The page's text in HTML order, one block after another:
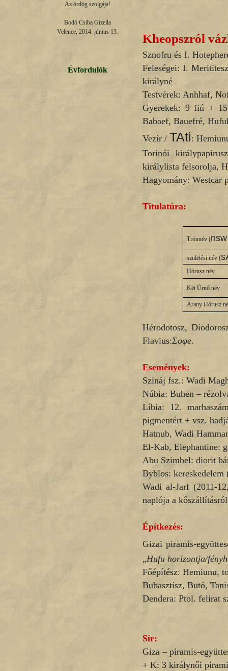
Az ördög szolgája!
Bodó Csiba Gizella
Velence, 2014. június 13.
Évfordulók
Kheopszról
Sznofru és I.
Feleségei: I. Merititesz
királyné
Testvérek: Anhhaf,
Gyerekek: 9 fiú + 15
Babaef, Bauefré,
Vezír / TAti:
Torinói
királylista felsorolja,
Hagyomány: Westcar
Titulatúra:
Trónnév (
születési név (
Hórusz név
Két Úrnő név
Arany Hórusz
Hérodotosz,
Flavius:Σοφe.
Események:
Szináj fsz.: Wadi
Núbia: Buhen –
Líbia: 12.
pigmentért + vsz.
Hatnub, Wadi
El-Kab, Elephantine:
Abu Szimbel: diorit
Byblos: kereskedelem
Wadi al-Jarf (2011-
naplója a
Építkezés:
Gizai piramis-
„Hufu horizontja/
Főépítész: Hemiunu,
Bubasztisz, Butó,
Dendera: Ptol. felirat
Sír:
Giza – piramis-
+ K: 3 királynői